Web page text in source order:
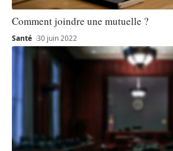
Comment joindre une mutuelle ?
Santé 30 juin 2022